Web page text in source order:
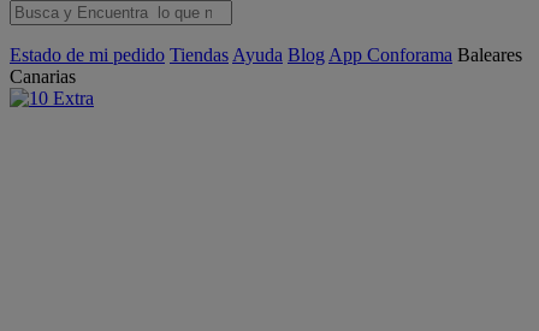
Estado de mi pedido Tiendas Ayuda Blog App Conforama Baleares
Canarias